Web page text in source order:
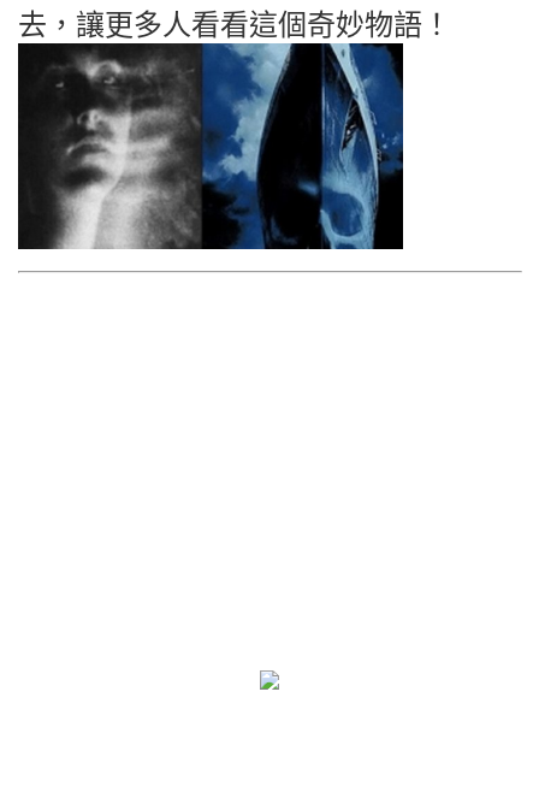
去，讓更多人看看這個奇妙物語！